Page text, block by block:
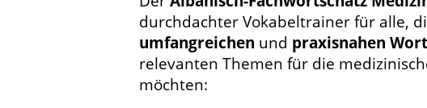
durchdachter Vokabeltrainer für alle,
umfangreichen und praxisnahen
relevanten Themen für die
möchten: